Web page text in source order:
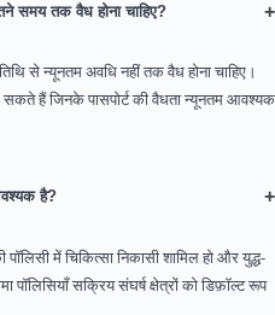
समय तक वैध होना चाहिए? +
से न्यूनतम अवधि नहीं तक वैध होना चाहिए।
सकते हैं जिनके पासपोर्ट की वैधता न्यूनतम आवश्यक
है? +
में चिकित्सा निकासी शामिल हो और युद्ध-
पॉलिसियाँ सक्रिय संघर्ष क्षेत्रों को डिफ़ॉल्ट रूप